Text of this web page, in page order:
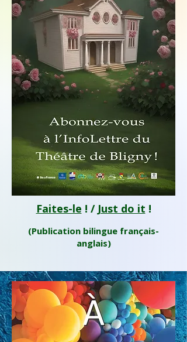
Faites-le ! / Just do it !
(Publication bilingue français-
anglais)